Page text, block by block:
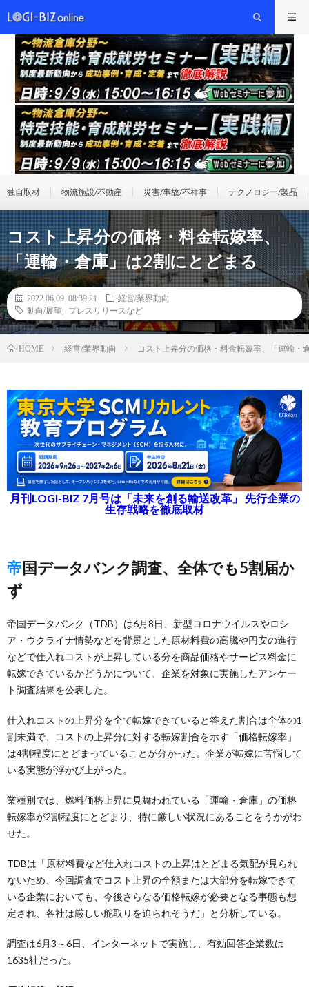
独自取材 物流施設/不動産 災害/事故/不祥事 テクノロジー/製品
コスト上昇分の価格・料金転嫁率、
「運輸・倉庫」は2割にとどまる
2022.06.09 08:39:21
経営/業界動向
動向/展望
プレスリリースなど
HOME 経営/業界動向 コスト上昇分の価格・料金転嫁率、「運輸・
月刊LOGI-BIZ 7月号は「未来を創る輸送改革」 先行企業の
生存戦略を徹底取材
帝国データバンク調査、全体でも5割届か
ず
帝国データバンク（TDB）は6月8日、新型コロナウイルスやロシ
ア・ウクライナ情勢などを背景とした原材料費の高騰や円安の進行
などで仕入れコストが上昇している分を商品価格やサービス料金に
転嫁できているかどうかについて、企業を対象に実施したアンケー
ト調査結果を公表した。
仕入れコストの上昇分を全て転嫁できていると答えた割合は全体の1
割未満で、コストの上昇分に対する転嫁割合を示す「価格転嫁率」
は4割程度にとどまっていることが分かった。企業が転嫁に苦悩して
いる実態が浮かび上がった。
業種別では、燃料価格上昇に見舞われている「運輸・倉庫」の価格
転嫁率が2割程度にとどまり、特に厳しい状況にあることをうかがわ
せた。
TDBは「原材料費など仕入れコストの上昇はとどまる気配が見られ
ないため、今回調査でコスト上昇の全額または大部分を転嫁できて
いる企業においても、今後さらなる価格転嫁が必要となる事態も想
定され、各社は厳しい舵取りを迫られそうだ」と分析している。
調査は6月3～6日、インターネットで実施し、有効回答企業数は
1635社だった。